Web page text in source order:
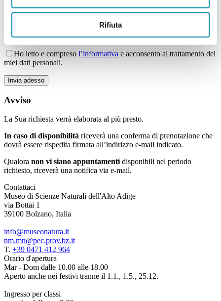
Rifiuta
Giorno della settimana
Campi con * sono obbligatori
Ho letto e compreso l’informativa e acconsento al trattamento dei
miei dati personali.
Avviso
La Sua richiesta verrà elaborata al più presto.
In caso di disponibilità riceverà una conferma di prenotazione che
dovrà essere rispedita firmata all’indirizzo e-mail indicato.
Qualora non vi siano appuntamenti disponibili nel periodo
richiesto, riceverà una notifica via e-mail.
Contattaci
Museo di Scienze Naturali dell'Alto Adige
via Bottai 1
39100 Bolzano, Italia
info@museonatura.it
nm.mn@pec.prov.bz.it
T. +39 0471 412 964
Orario d'apertura
Mar - Dom dalle 10.00 alle 18.00
Aperto anche nei festivi tranne il 1.1., 1.5., 25.12.
Ingresso per classi